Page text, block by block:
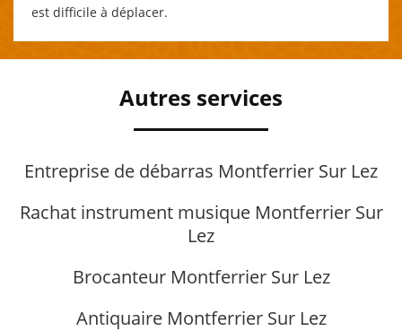
est difficile à déplacer.
Autres services
Entreprise de débarras Montferrier Sur Lez
Rachat instrument musique Montferrier Sur
Lez
Brocanteur Montferrier Sur Lez
Antiquaire Montferrier Sur Lez